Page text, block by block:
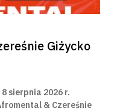
Giżycko
sierpnia 2026 r.
& Czereśnie